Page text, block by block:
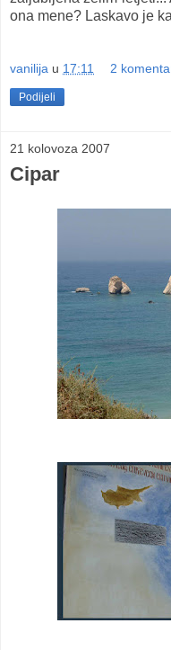
ona mene? Laskavo je
vanilija u 17:11 2
Podijeli
21 kolovoza 2007
Cipar